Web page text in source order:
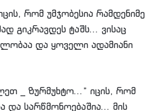
რომ უმჯობესია რამდენიმე
გიკრავდეს ტაშს… ვისაც
და ყოველი ადამიანი
_ ზურმუხტო…” იცის, რომ
და სარწმონოებაშია… მის